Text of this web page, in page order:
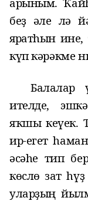
беҙ әле лә
яратһын
күп кәрәкме
Балалар
ителде,
яҡшы кеүек.
ир-егет
әсәһе тип
көслө зат
уларҙың